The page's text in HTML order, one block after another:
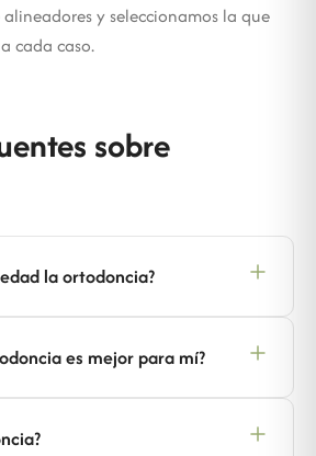
y seleccionamos la que
cada caso.
sobre
la ortodoncia?
es mejor para mí?